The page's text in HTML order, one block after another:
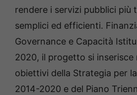
rendere i servizi pubblici più
semplici ed efficienti.
Governance e Capacità
2020, il progetto si inserisce
obiettivi della Strategia per
2014-2020 e del Piano